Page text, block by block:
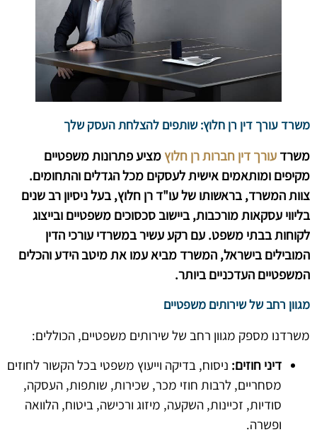
משרד עורך דין רן חלוץ: שותפים להצלחת העסק שלך
משרד עורך דין חברות רן חלוץ מציע פתרונות משפטיים
מקיפים ומותאמים אישית לעסקים מכל הגדלים והתחומים.
צוות המשרד, בראשותו של עו"ד רן חלוץ, בעל ניסיון רב שנים
בליווי עסקאות מורכבות, ביישוב סכסוכים משפטיים ובייצוג
לקוחות בבתי משפט. עם רקע עשיר במשרדי עורכי הדין
המובילים בישראל, המשרד מביא עמו את מיטב הידע והכלים
המשפטיים העדכניים ביותר.
מגוון רחב של שירותים משפטיים
משרדנו מספק מגוון רחב של שירותים משפטיים, הכוללים:
דיני חוזים: ניסוח, בדיקה וייעוץ משפטי בכל הקשור לחוזים
מסחריים, לרבות חוזי מכר, שכירות, שותפות, העסקה,
סודיות, זכיינות, השקעה, מיזוג ורכישה, ביטוח, הלוואה
ופשרה.